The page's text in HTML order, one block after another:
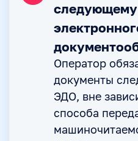
следующему
Оператор
документы
ЭДО, вне
способа